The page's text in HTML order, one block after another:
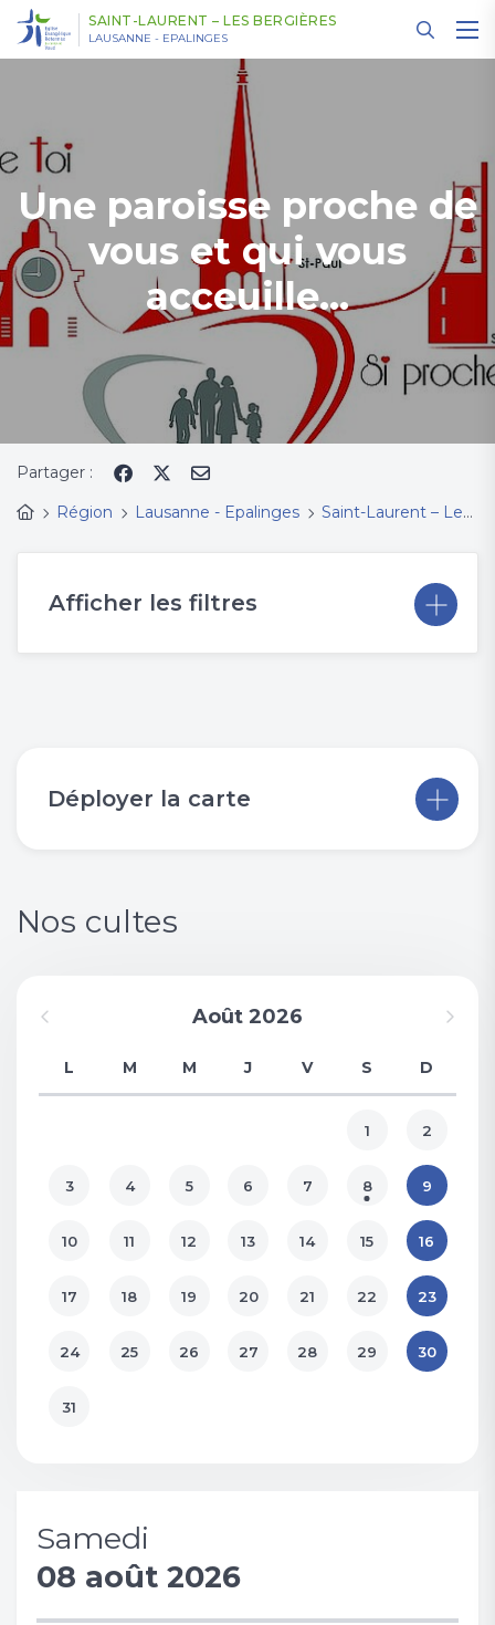
SAINT-LAURENT – LES BERGIÈRES
LAUSANNE - EPALINGES
Une paroisse proche de
vous et qui vous
acceuille...
Partager :
Région
Lausanne - Epalinges Saint-Laurent – Les Bergières
Afficher les filtres
Déployer la carte
Nos cultes
Août 2026
L M M J V S D
1 2
3 4 5 6 7 8 9
10 11 12 13 14 15 16
17 18 19 20 21 22 23
24 25 26 27 28 29 30
31
Samedi
08 août 2026
Panneau de gestion des cookies